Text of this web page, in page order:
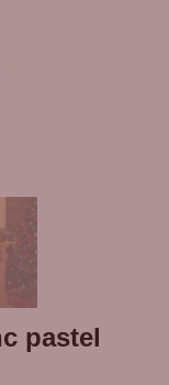
pastel